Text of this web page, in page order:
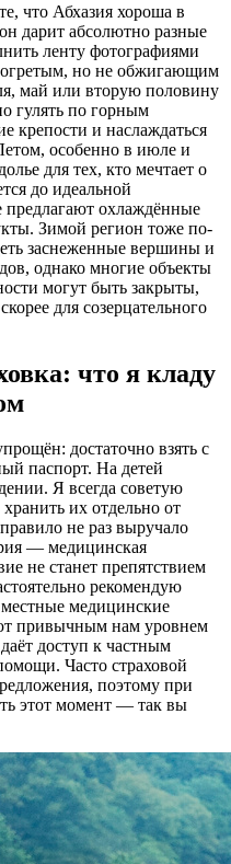
что Абхазия хороша в
дарит абсолютно разные
ленту фотографиями
но не обжигающим
май или вторую половину
гулять по горным
крепости и наслаждаться
особенно в июле и
для тех, кто мечтает о
до идеальной
охлаждённые
Зимой регион тоже по-
заснеженные вершины и
однако многие объекты
могут быть закрыты,
для созерцательного
что я кладу
достаточно взять с
паспорт. На детей
Я всегда советую
их отдельно от
не раз выручало
— медицинская
не станет препятствием
рекомендую
медицинские
привычным нам уровнем
доступ к частным
Часто страховой
поэтому при
этот момент — так вы